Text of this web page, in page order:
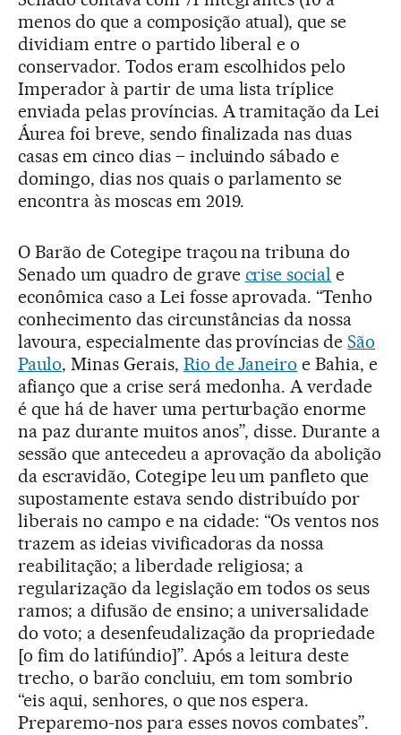
menos do que a composição atual), que se
dividiam entre o partido liberal e o
conservador. Todos eram escolhidos pelo
Imperador à partir de uma lista tríplice
enviada pelas províncias. A tramitação da Lei
Áurea foi breve, sendo finalizada nas duas
casas em cinco dias – incluindo sábado e
domingo, dias nos quais o parlamento se
encontra às moscas em 2019.
O Barão de Cotegipe traçou na tribuna do
Senado um quadro de grave crise social e
econômica caso a Lei fosse aprovada. “Tenho
conhecimento das circunstâncias da nossa
lavoura, especialmente das províncias deSão
Paulo, Minas Gerais, Rio de Janeiro e Bahia, e
afianço que a crise será medonha. A verdade
é que há de haver uma perturbação enorme
na paz durante muitos anos”, disse. Durante a
sessão que antecedeu a aprovação da abolição
da escravidão, Cotegipe leu um panfleto que
supostamente estava sendo distribuído por
liberais no campo e na cidade: “Os ventos nos
trazem as ideias vivificadoras da nossa
reabilitação; a liberdade religiosa; a
regularização da legislação em todos os seus
ramos; a difusão de ensino; a universalidade
do voto; a desenfeudalização da propriedade
[o fim do latifúndio]”. Após a leitura deste
trecho, o barão concluiu, em tom sombrio
“eis aqui, senhores, o que nos espera.
Preparemo-nos para esses novos combates”.